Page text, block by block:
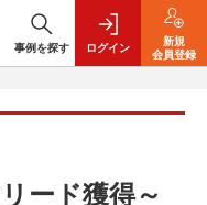
事例を探す ログイン
新規
会員登録
ード獲得～